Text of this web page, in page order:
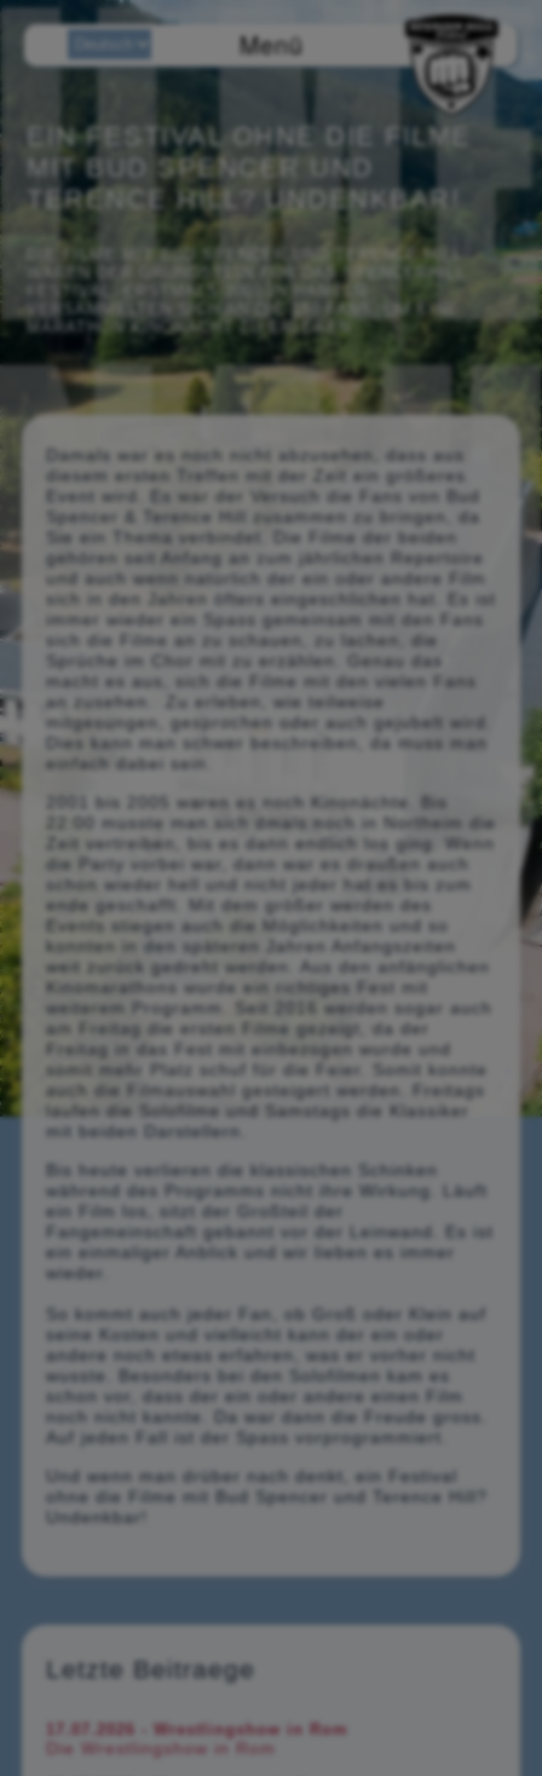
EIN FESTIVAL OHNE DIE FILME
MIT BUD SPENCER UND
TERENCE HILL? UNDENKBAR!
DIE FILME MIT BUD SPENCER UND TERENCE HILL
WAREN DER GRUNDSTEIN FÜR DAS SPENCERHILL
FESTIVAL. ERSTMALS 2001 IN HAMELN
VERSAMMELTEN SICH AN DIE 150 FANS, UM EINE
MARATHON KINONACHT ZU ERLEBEN.
Menü
Damals war es noch nicht abzusehen, dass aus
diesem ersten Treffen mit der Zeit ein größeres
Event wird. Es war der Versuch die Fans von Bud
Spencer & Terence Hill zusammen zu bringen, da
Sie ein Thema verbindet. Die Filme der beiden
gehören seit Anfang an zum jährlichen Repertoire
und auch wenn natürlich der ein oder andere Film
sich in den Jahren öfters eingeschlichen hat. Es ist
immer wieder ein Spass gemeinsam mit den Fans
sich die Filme an zu schauen, zu lachen, die
Sprüche im Chor mit zu erzählen. Genau das
macht es aus, sich die Filme mit den vielen Fans
an zusehen. Zu erleben, wie teilweise
mitgesungen, gesprochen oder auch gejubelt wird.
Dies kann man schwer beschreiben, da muss man
einfach dabei sein.
2001 bis 2005 waren es noch Kinonächte. Bis
22:00 musste man sich dmals noch in Northeim die
Zeit vertreiben, bis es dann endlich los ging. Wenn
die Party vorbei war, dann war es draußen auch
schon wieder hell und nicht jeder hat es bis zum
ende geschafft. Mit dem größer werden des
Events stiegen auch die Möglichkeiten und so
konnten in den späteren Jahren Anfangszeiten
weit zurück gedreht werden. Aus den anfänglichen
Kinomarathons wurde ein richtiges Fest mit
weiterem Programm. Seit 2016 werden sogar auch
am Freitag die ersten Filme gezeigt, da der
Freitag in das Fest mit einbezogen wurde und
somit mehr Platz schuf für die Feier. Somit konnte
auch die Filmauswahl gesteigert werden. Freitags
laufen die Solofilme und Samstags die Klassiker
mit beiden Darstellern.
Bis heute verlieren die klassischen Schinken
während des Programms nicht ihre Wirkung. Läuft
ein Film los, sitzt der Großteil der
Fangemeinschaft gebannt vor der Leinwand. Es ist
ein einmaliger Anblick und wir lieben es immer
wieder.
So kommt auch jeder Fan, ob Groß oder Klein auf
seine Kosten und vielleicht kann der ein oder
andere noch etwas erfahren, was er vorher nicht
wusste. Besonders bei den Solofilmen kam es
schon vor, dass der ein oder andere einen Film
noch nicht kannte. Da war dann die Freude gross.
Auf jeden Fall ist der Spass vorprogrammiert.
Und wenn man drüber nach denkt, ein Festival
ohne die Filme mit Bud Spencer und Terence Hill?
Undenkbar!
Letzte Beitraege
17.07.2026 - Wrestlingshow in Rom
Die Wrestlingshow in Rom